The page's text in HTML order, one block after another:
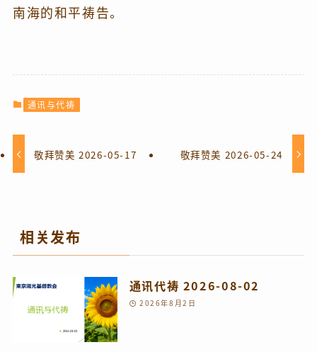
南海的和平祷告。
通讯与代祷
敬拜赞美 2026-05-17 敬拜赞美 2026-05-24
相关发布
通讯代祷 2026-08-02
2026年8月2日